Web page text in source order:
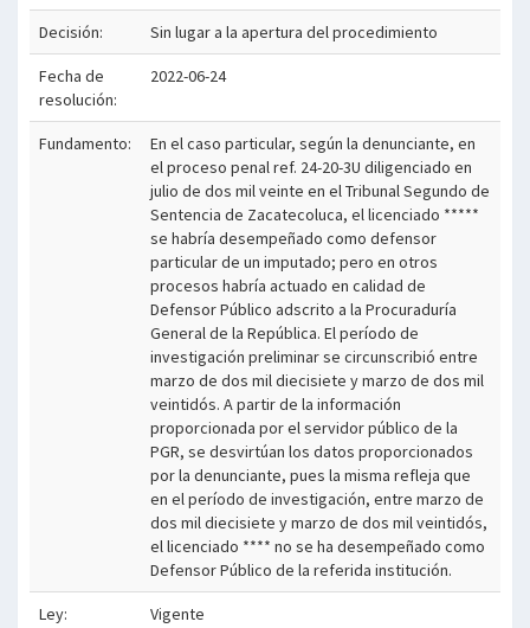
Decisión: Sin lugar a la apertura del procedimiento
Fecha de
resolución:
2022-06-24
Fundamento:
En el caso particular, según la denunciante, en
el proceso penal ref. 24-20-3U diligenciado en
julio de dos mil veinte en el Tribunal Segundo de
Sentencia de Zacatecoluca, el licenciado *****
se habría desempeñado como defensor
particular de un imputado; pero en otros
procesos habría actuado en calidad de
Defensor Público adscrito a la Procuraduría
General de la República. El período de
investigación preliminar se circunscribió entre
marzo de dos mil diecisiete y marzo de dos mil
veintidós. A partir de la información
proporcionada por el servidor público de la
PGR, se desvirtúan los datos proporcionados
por la denunciante, pues la misma refleja que
en el período de investigación, entre marzo de
dos mil diecisiete y marzo de dos mil veintidós,
el licenciado **** no se ha desempeñado como
Defensor Público de la referida institución.
Ley: Vigente